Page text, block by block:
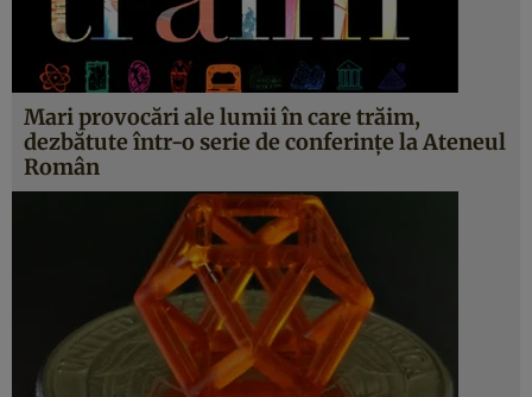
Mari provocări ale lumii în care trăim,
dezbătute într-o serie de conferinţe la Ateneul
Român